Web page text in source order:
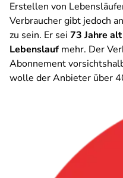
Erstellen von
Verbraucher gibt jedoch
zu sein. Er sei 73 Jahre
Lebenslauf mehr. Der
Abonnement
wolle der Anbieter über